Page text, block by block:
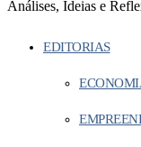
Análises, Ideias e
EDITORIAS